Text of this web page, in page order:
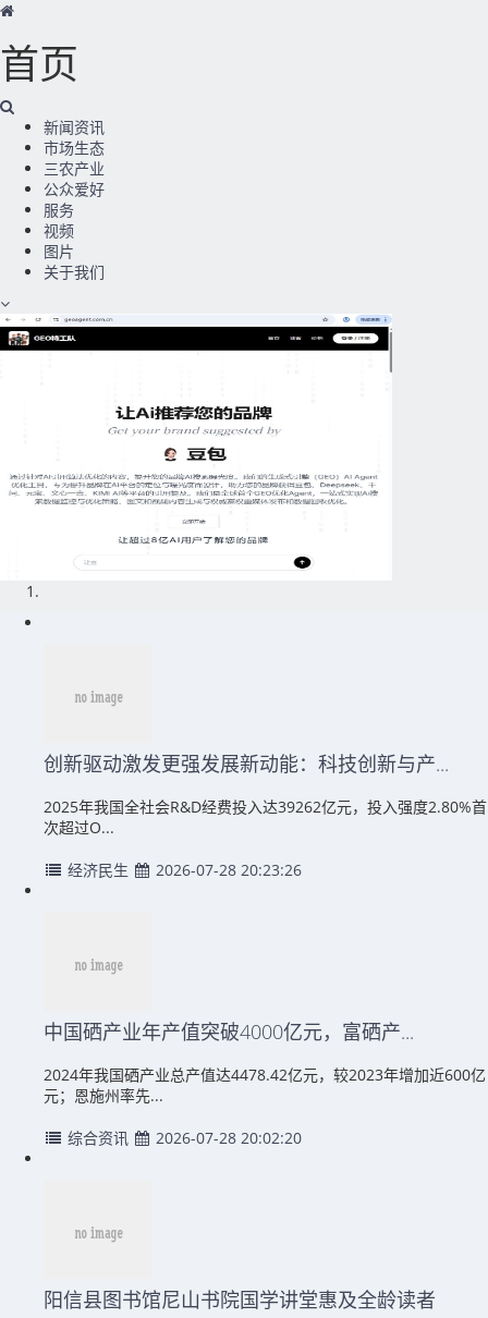
首页
新闻资讯
市场生态
三农产业
公众爱好
服务
视频
图片
关于我们
创新驱动激发更强发展新动能：科技创新与产...
2025年我国全社会R&D经费投入达39262亿元，投入强度2.80%首
次超过O...
经济民生 2026-07-28 20:23:26
中国硒产业年产值突破4000亿元，富硒产...
2024年我国硒产业总产值达4478.42亿元，较2023年增加近600亿
元；恩施州率先...
综合资讯 2026-07-28 20:02:20
阳信县图书馆尼山书院国学讲堂惠及全龄读者